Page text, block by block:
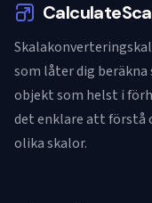
som låter dig
objekt som helst i
det enklare att förstå
olika skalor.